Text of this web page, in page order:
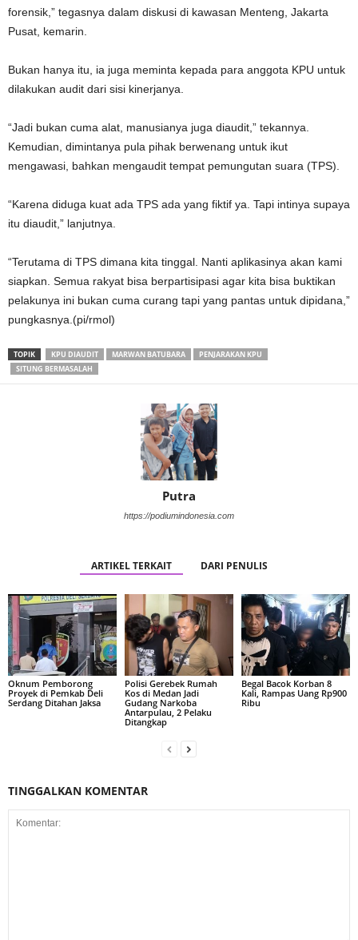
forensik,” tegasnya dalam diskusi di kawasan Menteng, Jakarta
Pusat, kemarin.
Bukan hanya itu, ia juga meminta kepada para anggota KPU untuk
dilakukan audit dari sisi kinerjanya.
“Jadi bukan cuma alat, manusianya juga diaudit,” tekannya.
Kemudian, dimintanya pula pihak berwenang untuk ikut
mengawasi, bahkan mengaudit tempat pemungutan suara (TPS).
“Karena diduga kuat ada TPS ada yang fiktif ya. Tapi intinya supaya
itu diaudit,” lanjutnya.
“Terutama di TPS dimana kita tinggal. Nanti aplikasinya akan kami
siapkan. Semua rakyat bisa berpartisipasi agar kita bisa buktikan
pelakunya ini bukan cuma curang tapi yang pantas untuk dipidana,”
pungkasnya.(pi/rmol)
TOPIK KPU DIAUDIT MARWAN BATUBARA
PENJARAKAN KPU
SITUNG BERMASALAH
Putra
https://podiumindonesia.com
ARTIKEL TERKAIT DARI PENULIS
Oknum Pemborong
Proyek di Pemkab Deli
Serdang Ditahan Jaksa
Polisi Gerebek Rumah
Kos di Medan Jadi
Gudang Narkoba
Antarpulau, 2 Pelaku
Ditangkap
Begal Bacok Korban 8
Kali, Rampas Uang Rp900
Ribu
TINGGALKAN KOMENTAR